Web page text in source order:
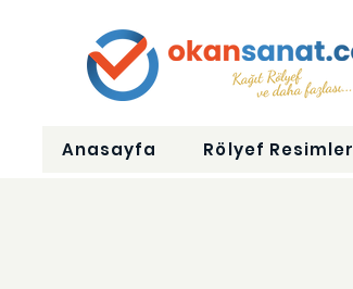
Anasayfa Rölyef